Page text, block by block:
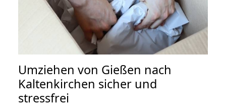
Umziehen von Gießen nach
Kaltenkirchen sicher und
stressfrei